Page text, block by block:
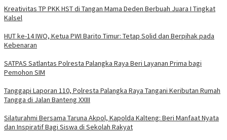
Kreativitas TP PKK HST di Tangan Mama Deden Berbuah Juara I Tingkat
Kalsel
HUT ke-14 IWO, Ketua PWI Barito Timur: Tetap Solid dan Berpihak pada
Kebenaran
SATPAS Satlantas Polresta Palangka Raya Beri Layanan Prima bagi
Pemohon SIM
Tanggapi Laporan 110, Polresta Palangka Raya Tangani Keributan Rumah
Tangga di Jalan Banteng XXIII
Silaturahmi Bersama Taruna Akpol, Kapolda Kalteng: Beri Manfaat Nyata
dan Inspiratif Bagi Siswa di Sekolah Rakyat